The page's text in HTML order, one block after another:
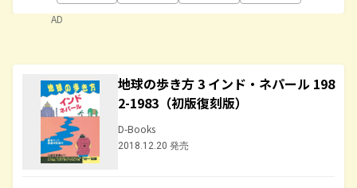
AD
地球の歩き方 3 インド・ネパール 198
2-1983（初版復刻版）
D-Books
2018.12.20 発売